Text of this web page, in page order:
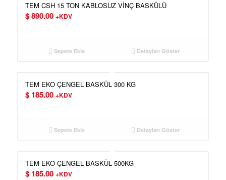
TEM CSH 15 TON KABLOSUZ VİNÇ BASKÜLÜ
$890.00 +KDV
Sepete Ekle Detayları Göster
TEM EKO ÇENGEL BASKÜL 300 KG
$185.00 +KDV
Sepete Ekle Detayları Göster
TEM EKO ÇENGEL BASKÜL 500KG
$185.00 +KDV